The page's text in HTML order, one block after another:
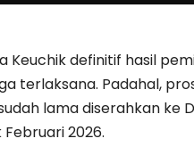
Keuchik definitif hasil
terlaksana. Padahal,
lama diserahkan ke
2026.